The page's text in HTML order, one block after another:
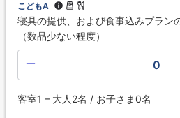
こどもA
寝具の提供、および食事込みプラン
（数品少ない程度）
0
客室1 – 大人2名 / お子さま0名